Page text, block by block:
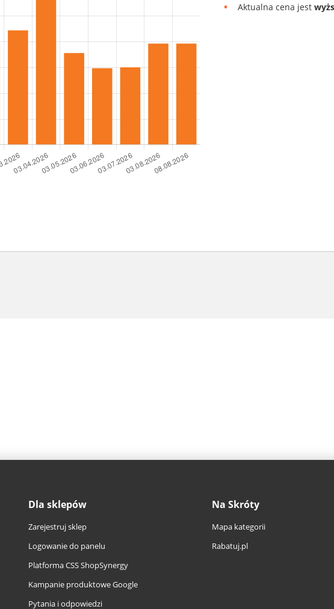
Aktualna cena jest
Dla sklepów
Zarejestruj sklep
Logowanie do panelu
Platforma CSS ShopSynergy
Kampanie produktowe Google
Pytania i odpowiedzi
Na Skróty
Mapa kategorii
Rabatuj.pl